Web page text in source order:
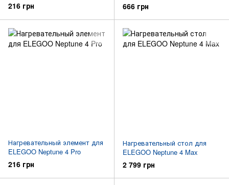
216 грн 666 грн
Нагревательный элемент для
ELEGOO Neptune 4 Pro
216 грн
Нагревательный стол для
ELEGOO Neptune 4 Max
2 799 грн